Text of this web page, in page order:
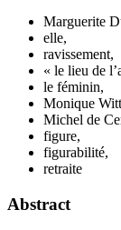
Marguerite
elle,
ravissement,
« le lieu de
le féminin,
Monique
Michel de
figure,
figurabilité,
retraite
Abstract